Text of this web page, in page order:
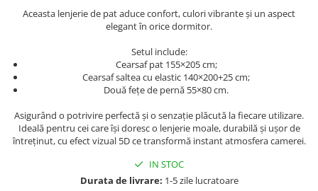
Persoane
Set Lenjerie Pat Blanita Iepure, 6
Piese, Cu Pilota Inclusa
Lenjerii De Pat Premium Collection
Set Lenjerie De Pat, 7 Piese, Cu
Pilota / Cuvertura Inclusa
Set Lenjerie De Pat Jacquard Regal,
11 Piese, Cuvertura Inclusa
Lenjerii Damasc Egiptean King Size
Lenjerii De Pat, Finet Premium, 1
Aceasta lenjerie de pat aduce confort, culori vibrante și un aspect
elegant în orice dormitor.
Setul include:
Cearsaf pat 155×205 cm;
Cearsaf saltea cu elastic 140×200+25 cm;
Două fețe de pernă 55×80 cm.
Asigurând o potrivire perfectă și o senzație plăcută la fiecare utilizare.
Ideală pentru cei care își doresc o lenjerie moale, durabilă și ușor de
întreținut, cu efect vizual 5D ce transformă instant atmosfera camerei.
IN STOC
Durata de livrare: 1-5 zile lucratoare